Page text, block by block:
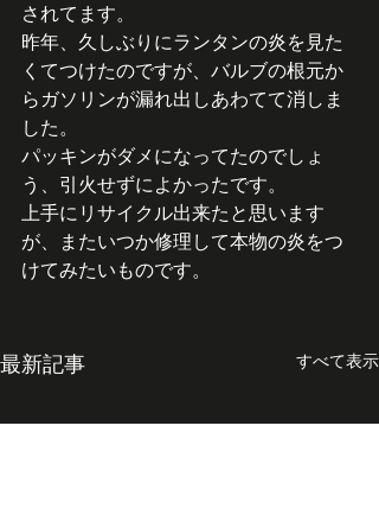
されてます。
昨年、久しぶりにランタンの炎を見た
くてつけたのですが、バルブの根元か
らガソリンが漏れ出しあわてて消しま
した。
パッキンがダメになってたのでしょ
う、引火せずによかったです。
上手にリサイクル出来たと思います
が、またいつか修理して本物の炎をつ
けてみたいものです。
最新記事 すべて表示